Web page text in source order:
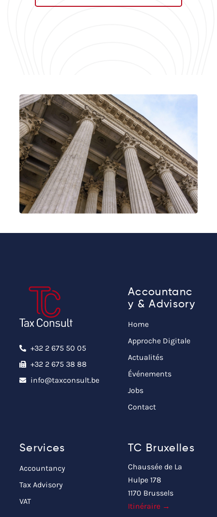
+32 2 675 50 05
+32 2 675 38 88
info@taxconsult.be
Accountanc
y & Advisory
Home
Approche Digitale
Actualités
Événements
Jobs
Contact
Services
Accountancy
Tax Advisory
VAT
TC Bruxelles
Chaussée de La
Hulpe 178
1170 Brussels
Itinéraire →